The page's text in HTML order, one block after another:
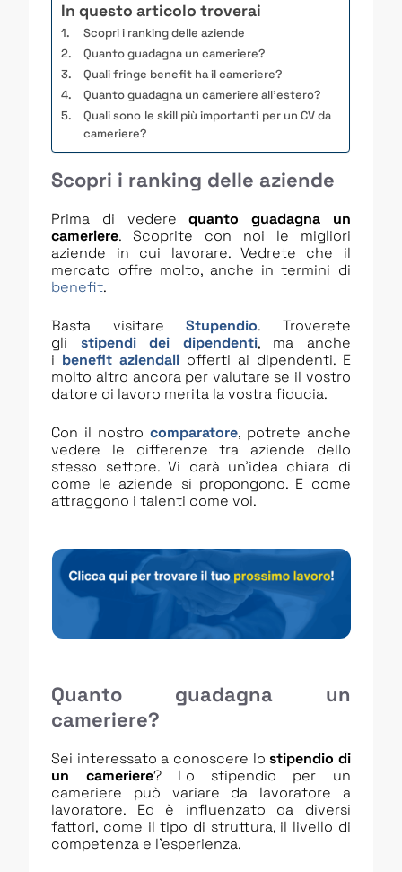
In questo articolo troverai
Scopri i ranking delle aziende
Quanto guadagna un cameriere?
Quali fringe benefit ha il cameriere?
Quanto guadagna un cameriere all’estero?
Quali sono le skill più importanti per un CV da
cameriere?
Scopri i ranking delle aziende
Prima di vederequanto guadagna un
cameriere. Scoprite con noi le migliori
aziende in cui lavorare. Vedrete che il
mercato offre molto, anche in termini di
benefit.
Basta visitareStupendio. Troverete
gli stipendi dei dipendenti, ma anche
i benefit aziendali offerti ai dipendenti. E
molto altro ancora per valutare se il vostro
datore di lavoro merita la vostra fiducia.
Con il nostro comparatore, potrete anche
vedere le differenze tra aziende dello
stesso settore. Vi darà un’idea chiara di
come le aziende si propongono. E come
attraggono i talenti come voi.
Quanto guadagna un
cameriere?
Sei interessato a conoscere lostipendio di
un cameriere? Lo stipendio per un
cameriere può variare da lavoratore a
lavoratore. Ed è influenzato da diversi
fattori, come il tipo di struttura, il livello di
competenza e l’esperienza.